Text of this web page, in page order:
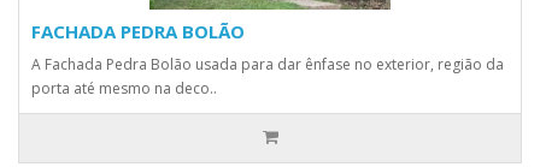
FACHADA PEDRA BOLÃO
A Fachada Pedra Bolão usada para dar ênfase no exterior, região da
porta até mesmo na deco..